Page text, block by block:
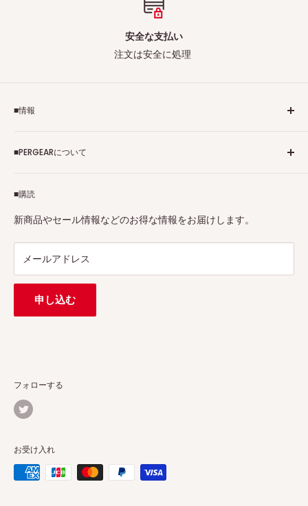
安全な支払い
注文は安全に処理
■購読
新商品やセール情報などのお得な情報をお届けします。
メールアドレス
申し込む
■情報
個人情報保護方針
Tax-free
特定商取引法に基づく表示
■PERGEARについて
7Artisans、FIMIなど各撮影機材ブランドの正規代理店です。
プロ、アマチュアを問わず、さまざまな撮影製品を取り揃え
連絡先：support@pergear.co.jp
フォローする
お受け入れ